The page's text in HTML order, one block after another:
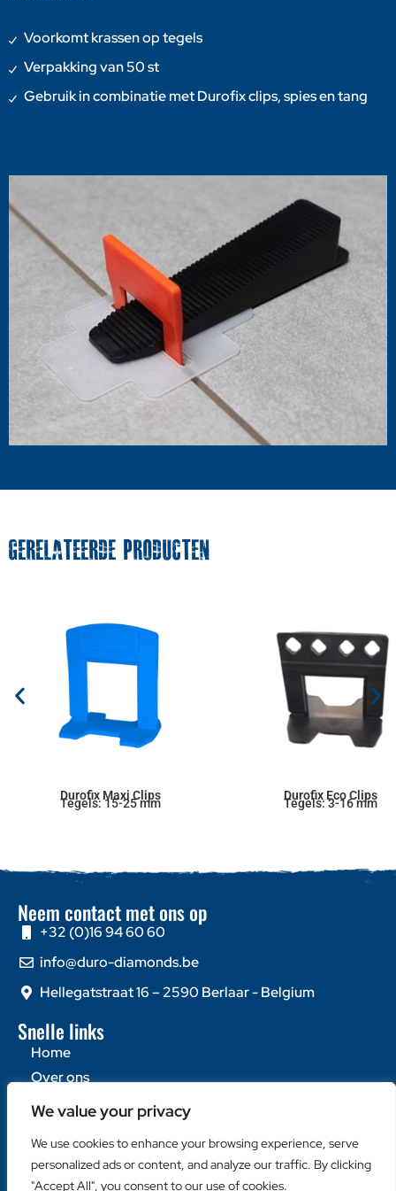
We value your privacy
We use cookies to enhance your browsing experience, serve
personalized ads or content, and analyze our traffic. By clicking
"Accept All", you consent to our use of cookies.
Voorkomt krassen op tegels
Verpakking van 50 st
Gebruik in combinatie met Durofix clips, spies en tang
GERELATEERDE PRODUCTEN
Durofix Maxi Clips
Tegels: 15-25 mm
Durofix Eco Clips
Tegels: 3-16 mm
Neem contact met ons op
+32 (0)16 94 60 60
info@duro-diamonds.be
Hellegatstraat 16 – 2590 Berlaar - Belgium
Snelle links
Home
Over ons
Contacteer ons
Populaire categorieën
Diamantzagen